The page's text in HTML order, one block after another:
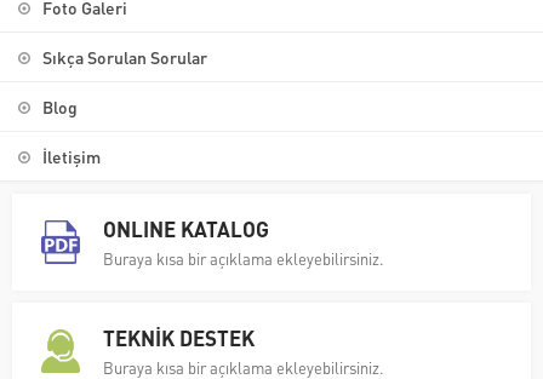
Foto Galeri
Sıkça Sorulan Sorular
Blog
İletişim
ONLINE KATALOG
Buraya kısa bir açıklama ekleyebilirsiniz.
TEKNİK DESTEK
Buraya kısa bir açıklama ekleyebilirsiniz.